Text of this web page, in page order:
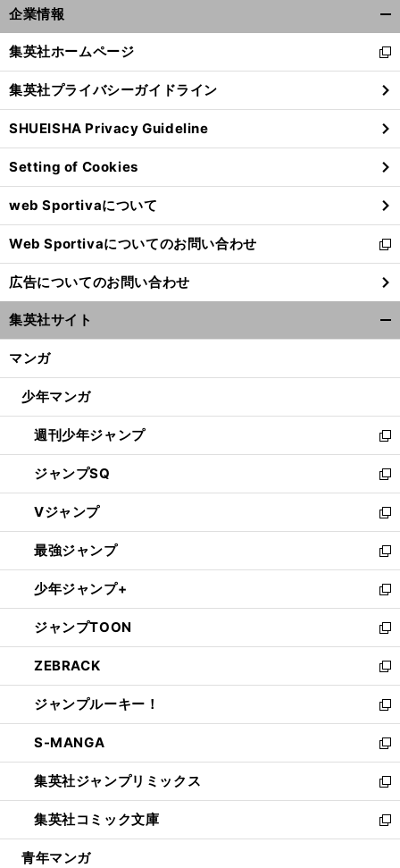
企業情報
閉
る
集英社ホームページ
新
し
い
ウ
ィ
ン
ド
ウ
で
開
く
集英社プライバシーガイドライン
SHUEISHA Privacy Guideline
Setting of Cookies
web Sportivaについて
Web Sportivaについてのお問い合わせ
新
し
い
ウ
ィ
ン
ウ
開
く
広告についてのお問い合わせ
集英社サイト
マンガ
少年マンガ
週刊少年ジャンプ
新
し
い
ウ
ィ
ン
ド
ウ
で
開
く
ジャンプSQ
新
し
い
ウ
ィ
ン
ド
ウ
で
開
く
Vジャンプ
新
し
い
ウ
ィ
ン
ド
ウ
で
開
く
最強ジャンプ
新
し
い
ウ
ィ
ン
ド
ウ
で
開
く
少年ジャンプ+
新
し
い
ウ
ィ
ン
ド
ウ
で
開
く
ジャンプTOON
新
し
い
ウ
ィ
ン
ド
ウ
で
開
く
ZEBRACK
新
し
い
ウ
ィ
ン
ド
ウ
で
開
ジャンプルーキー！
新
し
い
ウ
ィ
ン
ド
ウ
S-MANGA
新
し
い
ウ
ィ
ン
集英社ジャンプリミックス
新
し
い
ウ
集英社コミック文庫
新
し
青年マンガ